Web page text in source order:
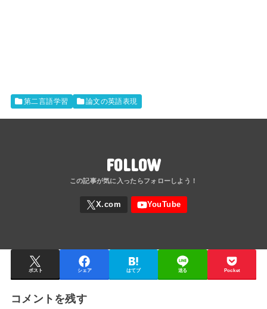
第二言語学習 論文の英語表現
FOLLOW
ポスト シェア はてブ 送る Pocket
コメントを残す